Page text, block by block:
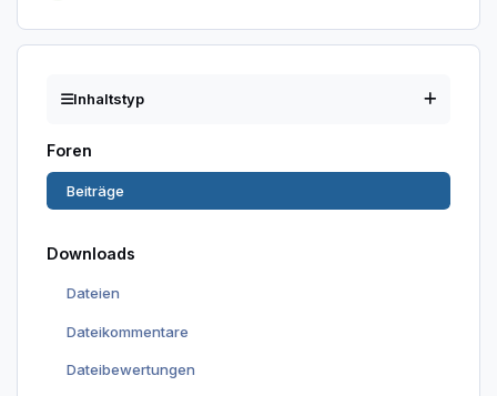
Inhaltstyp
Foren
Beiträge
Downloads
Dateien
Dateikommentare
Dateibewertungen